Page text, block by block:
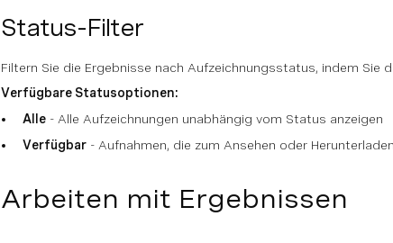
Status-Filter
Filtern Sie die Ergebnisse nach Aufzeichnungsstatus, indem Sie
Verfügbare Statusoptionen:
Alle - Alle Aufzeichnungen unabhängig vom Status anzeigen
Verfügbar - Aufnahmen, die zum Ansehen oder
Arbeiten mit Ergebnissen